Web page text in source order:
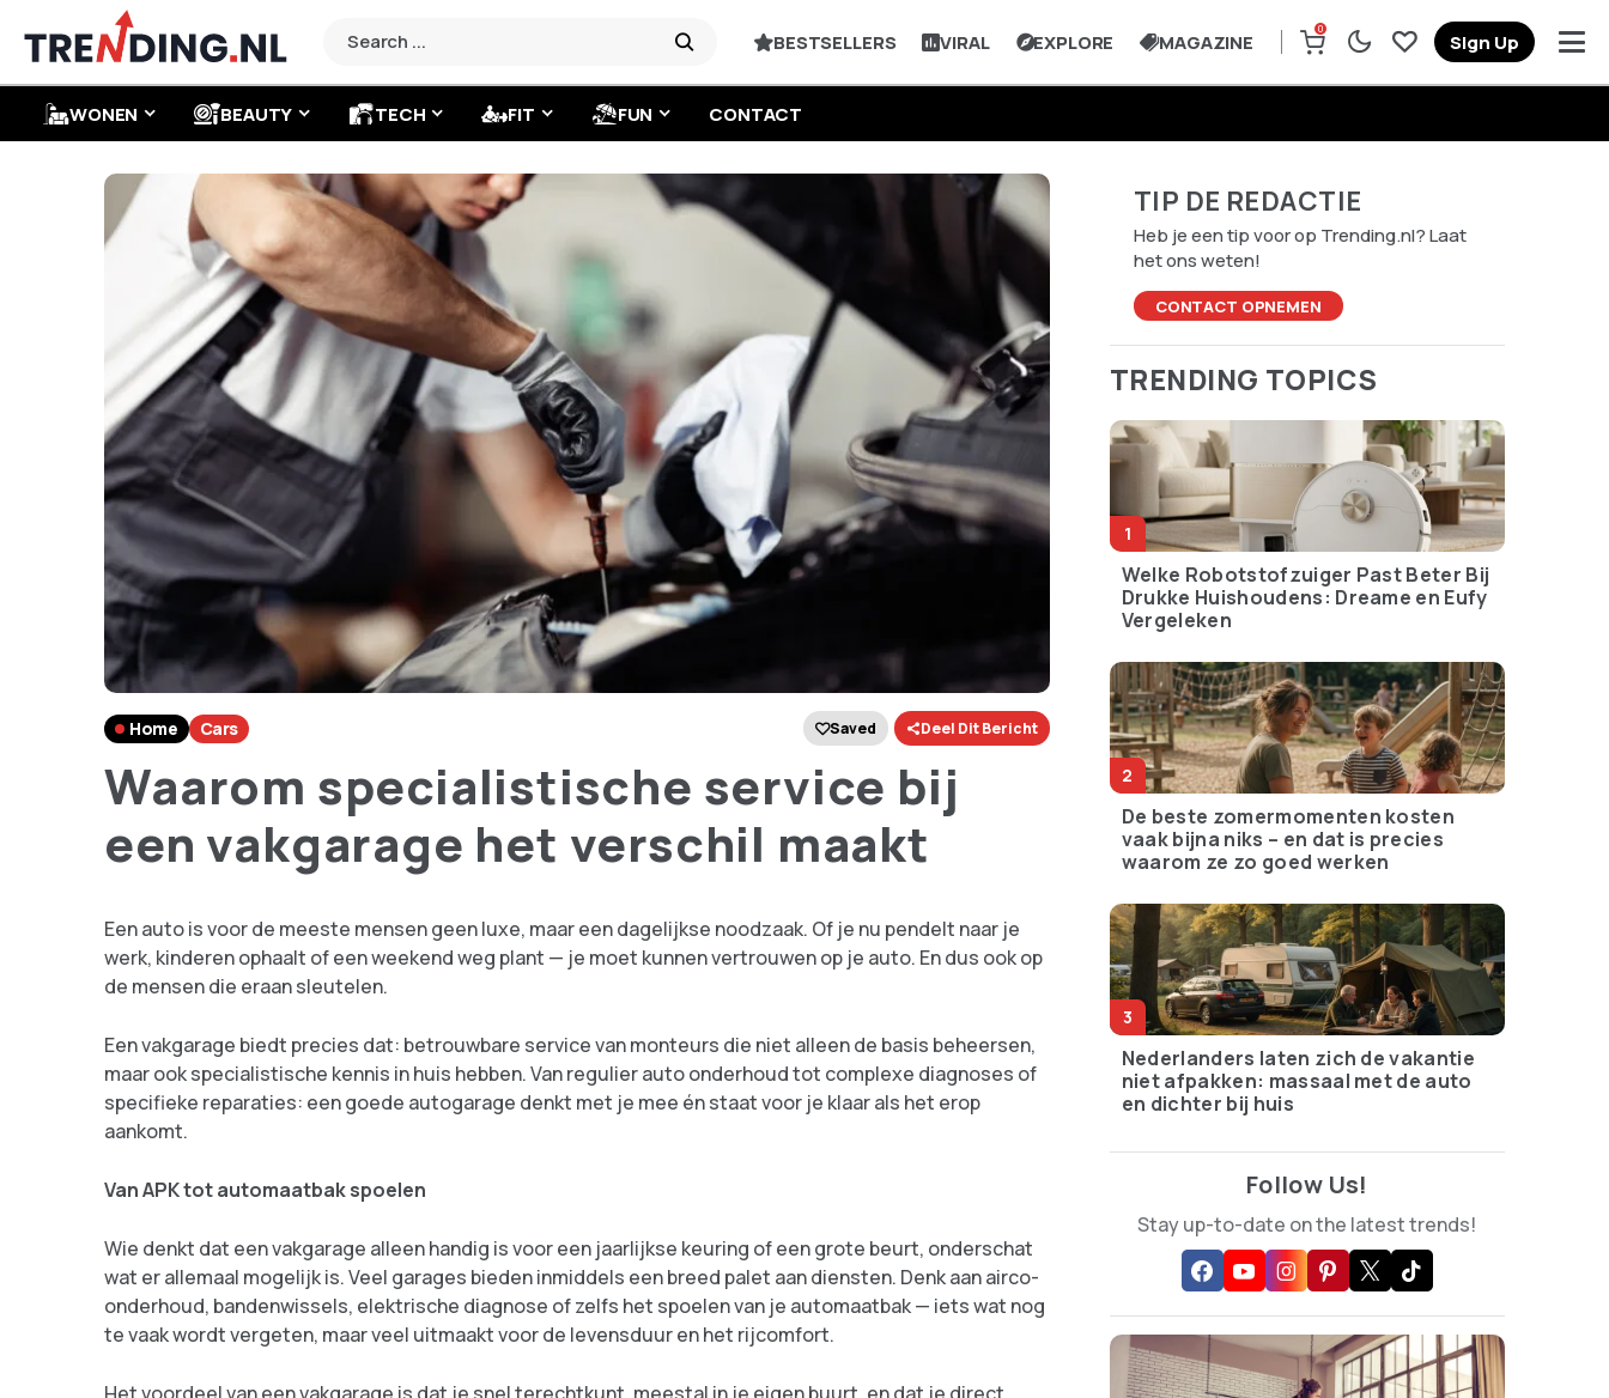
BESTSELLERS VIRAL EXPLORE MAGAZINE
0
Sign Up
WONEN BEAUTY TECH FIT FUN CONTACT
Home Cars Saved Deel Dit Bericht
Waarom specialistische service bij
een vakgarage het verschil maakt
Een auto is voor de meeste mensen geen luxe, maar een dagelijkse noodzaak. Of je nu pendelt naar je
werk, kinderen ophaalt of een weekend weg plant — je moet kunnen vertrouwen op je auto. En dus ook op
de mensen die eraan sleutelen.
Een vakgarage biedt precies dat: betrouwbare service van monteurs die niet alleen de basis beheersen,
maar ook specialistische kennis in huis hebben. Van regulier auto onderhoud tot complexe diagnoses of
specifieke reparaties: een goede autogarage denkt met je mee én staat voor je klaar als het erop
aankomt.
Van APK tot automaatbak spoelen
Wie denkt dat een vakgarage alleen handig is voor een jaarlijkse keuring of een grote beurt, onderschat
wat er allemaal mogelijk is. Veel garages bieden inmiddels een breed palet aan diensten. Denk aan airco-
onderhoud, bandenwissels, elektrische diagnose of zelfs het spoelen van je automaatbak — iets wat nog
te vaak wordt vergeten, maar veel uitmaakt voor de levensduur en het rijcomfort.
TIP DE REDACTIE
Heb je een tip voor op Trending.nl? Laat
het ons weten!
CONTACT OPNEMEN
TRENDING TOPICS
Welke Robotstofzuiger Past Beter Bij
Drukke Huishoudens: Dreame en Eufy
Vergeleken
De beste zomermomenten kosten
vaak bijna niks – en dat is precies
waarom ze zo goed werken
Nederlanders laten zich de vakantie
niet afpakken: massaal met de auto
en dichter bij huis
Follow Us!
Stay up-to-date on the latest trends!